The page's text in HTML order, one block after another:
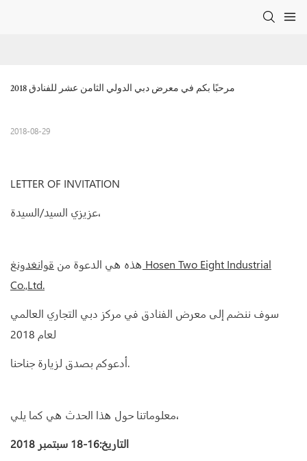
مرحبًا بكم في معرض دبي الدولي الثامن عشر للفنادق 2018
2018-08-29
LETTER OF INVITATION
عزيزي السيد/السيدة،
هذه هي الدعوة من قوانغدونغ Hosen Two Eight Industrial
Co.,Ltd.
سوف ننضم إلى معرض الفنادق في مركز دبي التجاري العالمي
لعام 2018
أدعوكم بصدق لزيارة جناحنا.
معلوماتنا حول هذا الحدث هي كما يلي،
التاريخ:16-18 سبتمبر 2018